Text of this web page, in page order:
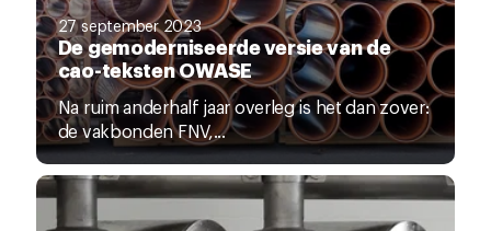
27 september 2023
De gemoderniseerde versie van de
cao-teksten OWASE
Na ruim anderhalf jaar overleg is het dan zover:
de vakbonden FNV,...